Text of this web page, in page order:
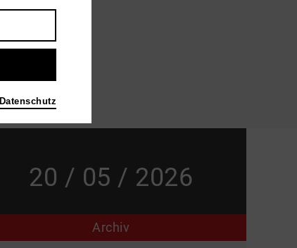
20 / 05 / 2026
Archiv
Datenschutz